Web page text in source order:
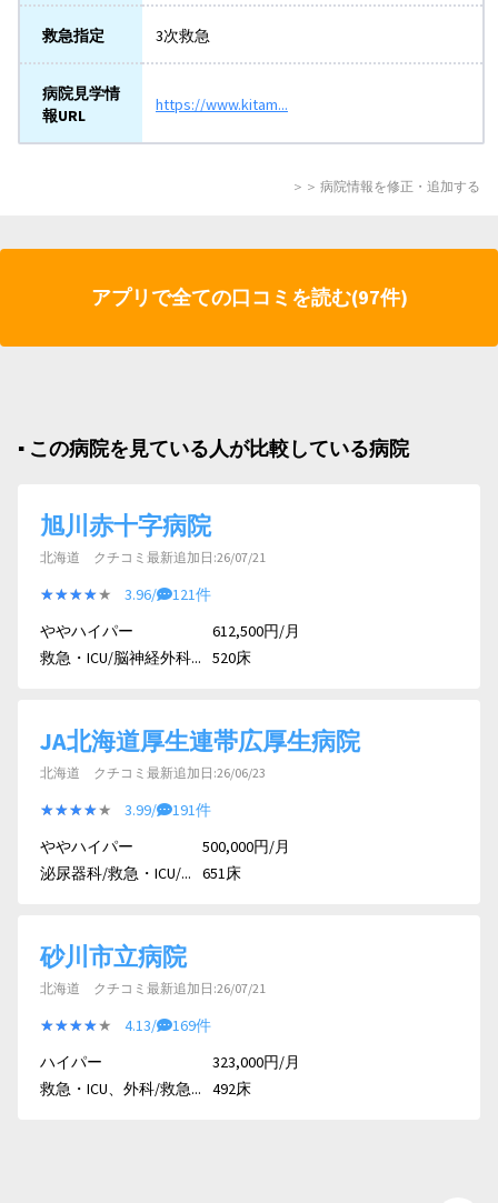
救急指定 3次救急
病院見学情
報URL
https://www.kitam...
＞＞ 病院情報を修正・追加する
アプリで全ての口コミを読む(97件)
▪︎ この病院を見ている人が比較している病院
旭川赤十字病院
北海道 クチコミ最新追加日:26/07/21
★★★★★
★★★★★ 3.96/
121件
ややハイパー
救急・ICU/脳神経外科...
612,500円/月
520床
JA北海道厚生連帯広厚生病院
北海道 クチコミ最新追加日:26/06/23
★★★★★
★★★★★ 3.99/
191件
ややハイパー
泌尿器科/救急・ICU/...
500,000円/月
651床
砂川市立病院
北海道 クチコミ最新追加日:26/07/21
★★★★★
★★★★★ 4.13/
169件
ハイパー
救急・ICU、外科/救急...
323,000円/月
492床